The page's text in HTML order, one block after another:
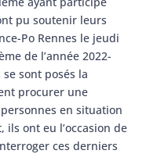
pu soutenir leurs
Po Rennes le jeudi
de l’année 2022-
sont posés la
procurer une
en situation
ils ont eu l’occasion de
ces derniers